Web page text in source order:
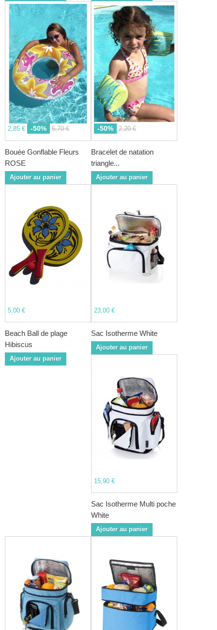
2,85 € -50% 5,70 €
Bouée Gonflable Fleurs
ROSE
Ajouter au panier
-50% 2,20 €
Bracelet de natation
triangle...
Ajouter au panier
5,00 €
Beach Ball de plage
Hibiscus
Ajouter au panier
23,00 €
Sac Isotherme White
Ajouter au panier
15,90 €
Sac Isotherme Multi poche
White
Ajouter au panier